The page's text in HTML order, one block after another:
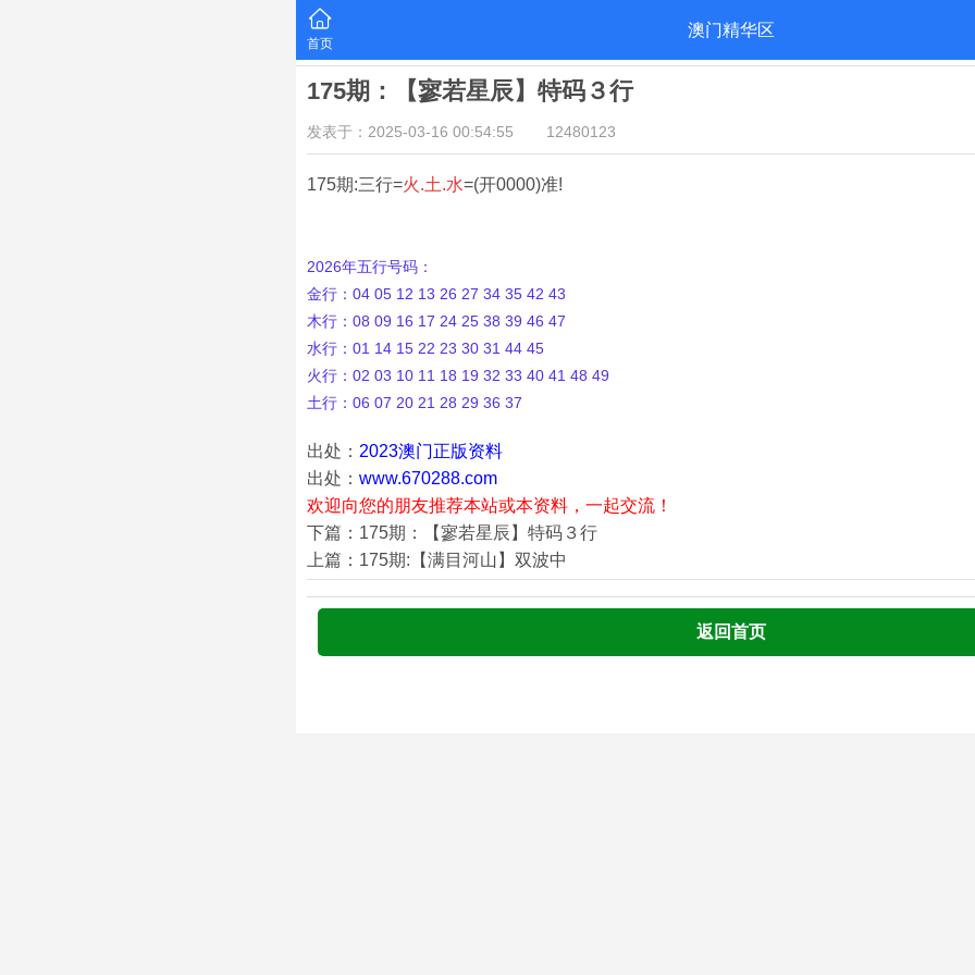
首页
澳门精华区
175期：【寥若星辰】特码３行
发表于：2025-03-16 00:54:55 12480123
175期:三行=火.土.水=(开0000)准!
2026年五行号码：
金行：04 05 12 13 26 27 34 35 42 43
木行：08 09 16 17 24 25 38 39 46 47
水行：01 14 15 22 23 30 31 44 45
火行：02 03 10 11 18 19 32 33 40 41 48 49
土行：06 07 20 21 28 29 36 37
出处： 2023澳门正版资料
出处： www.670288.com
欢迎向您的朋友推荐本站或本资料，一起交流！
下篇：175期：【寥若星辰】特码３行
上篇：175期:【满目河山】双波中
返回首页